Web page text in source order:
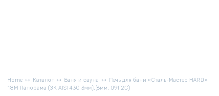
Home Каталог Баня и сауна
Печь для бани «Сталь-Мастер HARD»
18М Панорама (ЗК AISI 430 3мм),(6мм, 09Г2С)